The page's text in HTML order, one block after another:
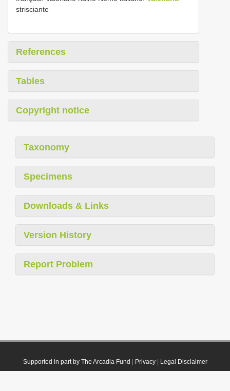
strisciante
References
Tables
Copyright notice
Taxonomy
Specimens
Downloads & Links
Version History
Report Problem
Supported in part by The Arcadia Fund Privacy| Legal Disclaimer